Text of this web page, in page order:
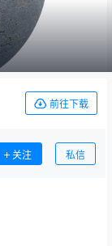
前往下载
关注 私信